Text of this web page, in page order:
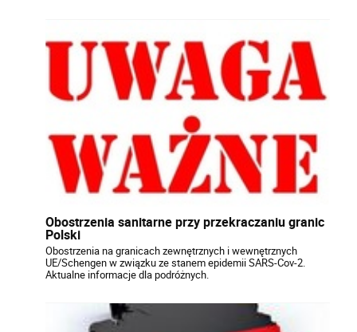
Obostrzenia sanitarne przy przekraczaniu granic
Polski
Obostrzenia na granicach zewnętrznych i wewnętrznych
UE/Schengen w związku ze stanem epidemii SARS-Cov-2.
Aktualne informacje dla podróżnych.